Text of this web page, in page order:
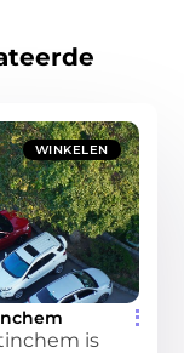
WINKELEN
is